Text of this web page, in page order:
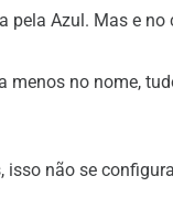
Azul. Mas e no
no nome,
não se